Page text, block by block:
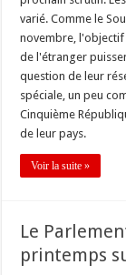
varié. Comme le
novembre, l'objectif
de l'étranger
question de leur
spéciale, un peu
Cinquième
de leur pays.
Voir la suite »
Le
printemps